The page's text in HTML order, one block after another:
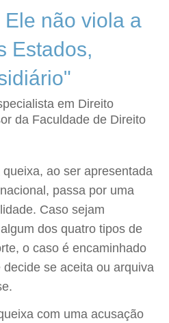
não viola a
Estados,
em Direito
da Faculdade de Direito
ao ser apresentada
passa por uma
Caso sejam
dos quatro tipos de
o caso é encaminhado
se aceita ou arquiva
com uma acusação